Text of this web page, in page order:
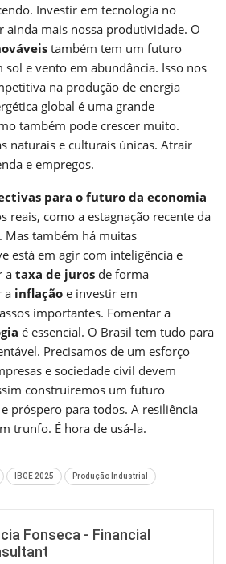
Investir em tecnologia no
ainda mais nossa produtividade. O
também tem um futuro
e vento em abundância. Isso nos
na produção de energia
global é uma grande
também pode crescer muito.
naturais e culturais únicas. Atrair
e empregos.
para o futuro da economia
reais, como a estagnação recente da
. Mas também há muitas
está em agir com inteligência e
a taxa de juros de forma
a inflação e investir em
importantes. Fomentar a
é essencial. O Brasil tem tudo para
Precisamos de um esforço
e sociedade civil devem
construiremos um futuro
próspero para todos. A resiliência
trunfo. É hora de usá-la.
IBGE 2025 Produção Industrial
Fonseca - Financial